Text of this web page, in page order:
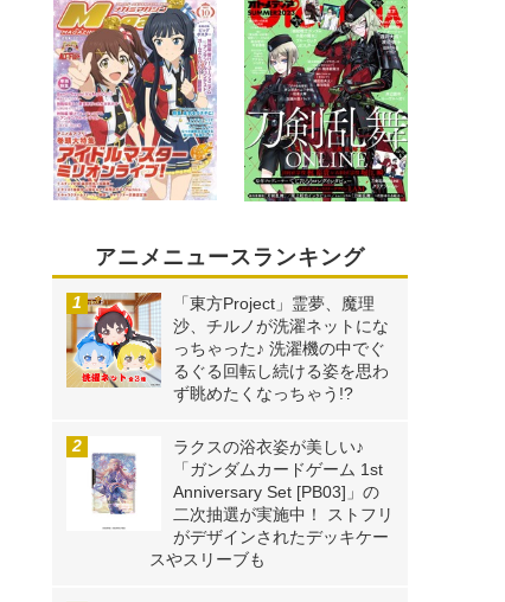
アニメニュースランキング
「東方Project」霊夢、魔理
沙、チルノが洗濯ネットにな
っちゃった♪ 洗濯機の中でぐ
るぐる回転し続ける姿を思わ
ず眺めたくなっちゃう!?
ラクスの浴衣姿が美しい♪
「ガンダムカードゲーム 1st
Anniversary Set [PB03]」の
二次抽選が実施中！ ストフリ
がデザインされたデッキケー
スやスリーブも